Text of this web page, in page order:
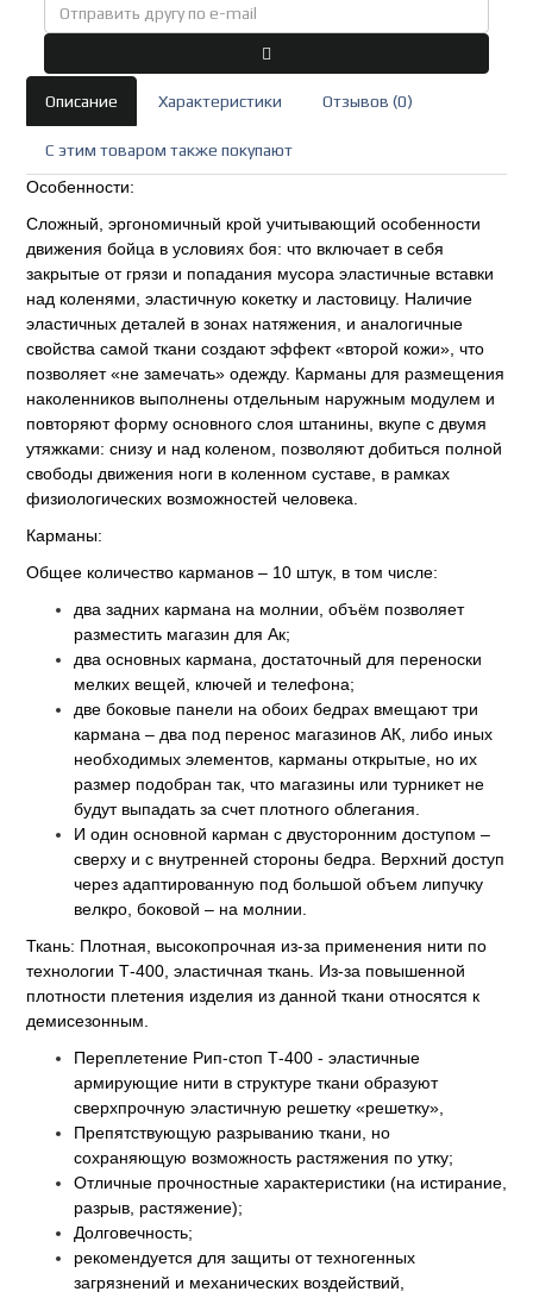
Описание Характеристики Отзывов (0)
C этим товаром также покупают
Особенности:
Сложный, эргономичный крой учитывающий особенности
движения бойца в условиях боя: что включает в себя
закрытые от грязи и попадания мусора эластичные вставки
над коленями, эластичную кокетку и ластовицу. Наличие
эластичных деталей в зонах натяжения, и аналогичные
свойства самой ткани создают эффект «второй кожи», что
позволяет «не замечать» одежду. Карманы для размещения
наколенников выполнены отдельным наружным модулем и
повторяют форму основного слоя штанины, вкупе с двумя
утяжками: снизу и над коленом, позволяют добиться полной
свободы движения ноги в коленном суставе, в рамках
физиологических возможностей человека.
Карманы:
Общее количество карманов – 10 штук, в том числе:
два задних кармана на молнии, объём позволяет
разместить магазин для Ак;
два основных кармана, достаточный для переноски
мелких вещей, ключей и телефона;
две боковые панели на обоих бедрах вмещают три
кармана – два под перенос магазинов АК, либо иных
необходимых элементов, карманы открытые, но их
размер подобран так, что магазины или турникет не
будут выпадать за счет плотного облегания.
И один основной карман с двусторонним доступом –
сверху и с внутренней стороны бедра. Верхний доступ
через адаптированную под большой объем липучку
велкро, боковой – на молнии.
Ткань: Плотная, высокопрочная из-за применения нити по
технологии Т-400, эластичная ткань. Из-за повышенной
плотности плетения изделия из данной ткани относятся к
демисезонным.
Переплетение Рип-стоп Т-400 - эластичные
армирующие нити в структуре ткани образуют
сверхпрочную эластичную решетку «решетку»,
Препятствующую разрыванию ткани, но
сохраняющую возможность растяжения по утку;
Отличные прочностные характеристики (на истирание,
разрыв, растяжение);
Долговечность;
рекомендуется для защиты от техногенных
загрязнений и механических воздействий,